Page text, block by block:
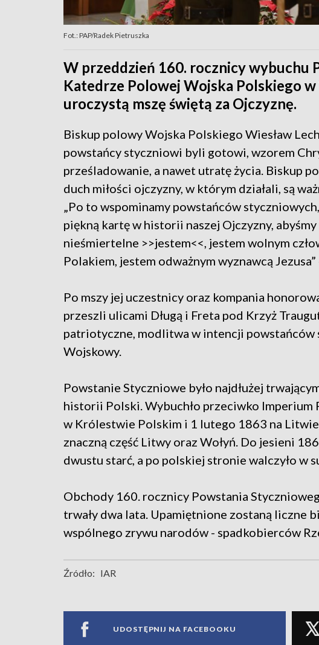
Fot.: PAP/Radek Pietruszka
W przeddzień 160. rocznicy wybuchu
Katedrze Polowej Wojska Polskiego
uroczystą mszę świętą za Ojczyznę.
Biskup polowy Wojska Polskiego Wiesław
powstańcy styczniowi byli gotowi, wzorem
prześladowanie, a nawet utratę życia. Biskup
duch miłości ojczyzny, w którym działali, są
„Po to wspominamy powstańców
piękną kartę w historii naszej Ojczyzny,
nieśmiertelne >>jestem<<, jestem wolnym
Polakiem, jestem odważnym wyznawcą
Po mszy jej uczestnicy oraz kompania
przeszli ulicami Długą i Freta pod Krzyż
patriotyczne, modlitwa w intencji powstańców
Wojskowy.
Powstanie Styczniowe było najdłużej
historii Polski. Wybuchło przeciwko Imperium
w Królestwie Polskim i 1 lutego 1863 na
znaczną część Litwy oraz Wołyń. Do jesieni
dwustu starć, a po polskiej stronie walczyło w
Obchody 160. rocznicy Powstania
trwały dwa lata. Upamiętnione zostaną liczne
wspólnego zrywu narodów - spadkobierców
Źródło: IAR
UDOSTĘPNIJ NA FACEBOOKU